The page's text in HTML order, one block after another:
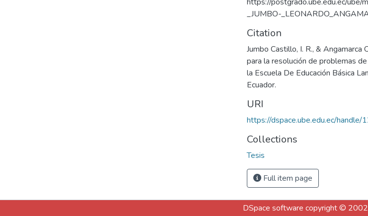
_JUMBO-
Citation
Jumbo Castillo, I. R., &
para la resolución de problemas
la Escuela De Educación Básica
Ecuador.
URI
https://dspace.ube.edu.ec/
Collections
Tesis
Full item page
DSpace software copyright ©